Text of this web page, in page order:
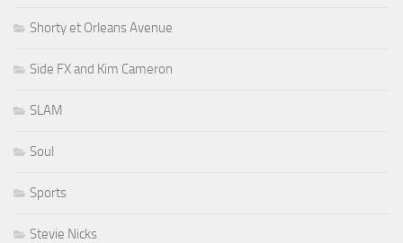
Shorty et Orleans Avenue
Side FX and Kim Cameron
SLAM
Soul
Sports
Stevie Nicks